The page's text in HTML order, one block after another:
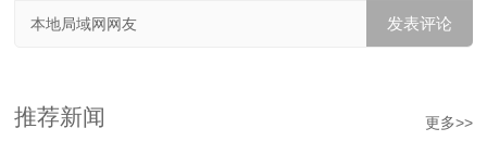
本地局域网网友
更多>>
推荐新闻